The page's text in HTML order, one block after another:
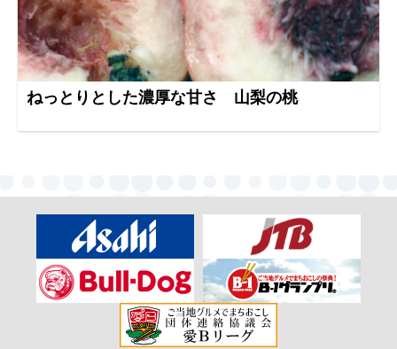
ねっとりとした濃厚な甘さ 山梨の桃